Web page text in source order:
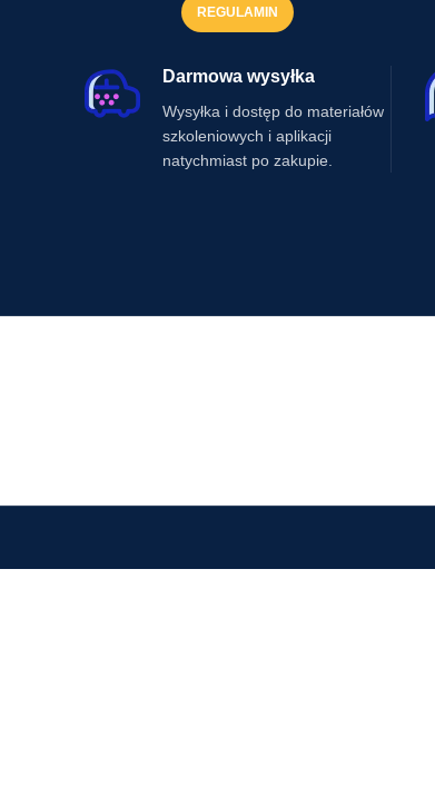
REGULAMIN
Darmowa wysyłka
Wysyłka i dostęp do materiałów
szkoleniowych i aplikacji
natychmiast po zakupie.